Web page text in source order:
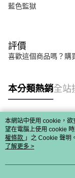
藍色監獄
評價
喜歡這個商品嗎？購
本分類熱銷全站
熱門標籤
本網站中使用 cookie，
望在電腦上使用 cookie
權條款 」之 Cookie 聲明
用條款之 Cookie 聲明使
了解更多 >